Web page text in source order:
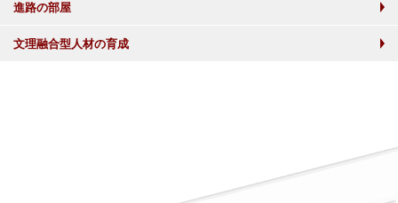
進路の部屋
文理融合型人材の育成